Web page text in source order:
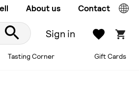
About us Contact
Sign in
Tasting Corner Gift Cards